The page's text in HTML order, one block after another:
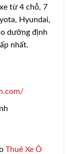
từ 4 chỗ, 7
Hyundai,
dưỡng định
nhất.
Thuê Xe Ô